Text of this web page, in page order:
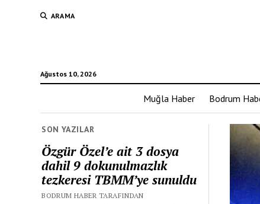
ARAMA
Ağustos 10, 2026
Muğla Haber Bodrum
SON YAZILAR
Özgür Özel’e ait 3 dosya
dahil 9 dokunulmazlık
tezkeresi TBMM’ye sunuldu
BODRUM HABER TARAFINDAN